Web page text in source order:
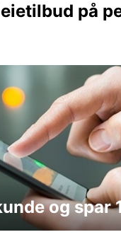
på
og spar